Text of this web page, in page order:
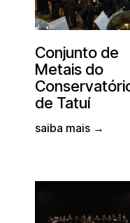
Conjunto de
Metais do
de Tatuí
saiba mais →